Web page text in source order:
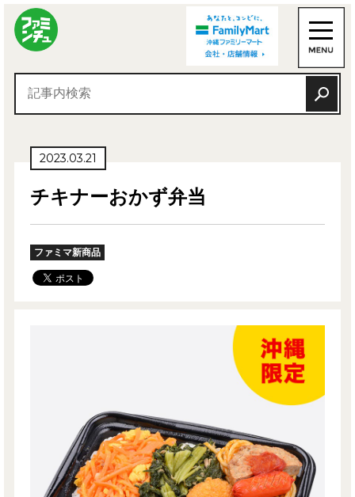
2023.03.21
チキナーおかず弁当
ファミマ新商品